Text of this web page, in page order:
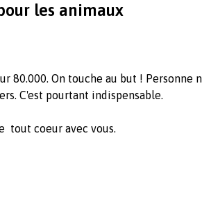
les animaux
80.000. On touche au but ! Personne
C'est pourtant indispensable.
tout coeur avec vous.